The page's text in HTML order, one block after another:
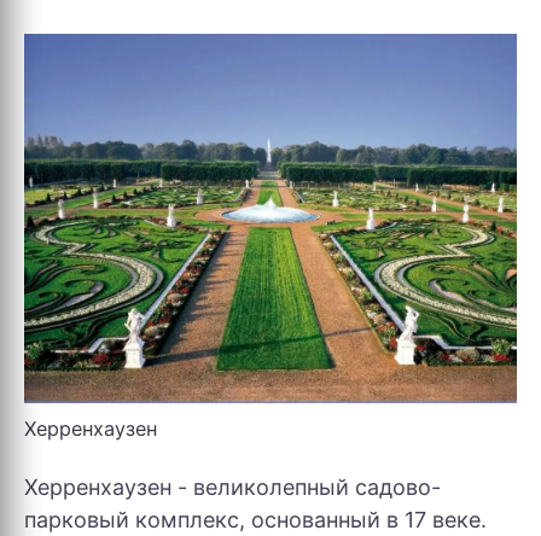
Херренхаузен
Херренхаузен - великолепный садово-
парковый комплекс, основанный в 17 веке.